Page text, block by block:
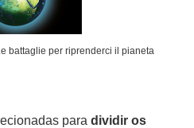
battaglie per riprenderci il pianeta
paradividir os